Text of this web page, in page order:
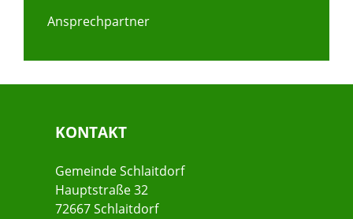
Ansprechpartner
KONTAKT
Gemeinde Schlaitdorf
Hauptstraße 32
72667 Schlaitdorf